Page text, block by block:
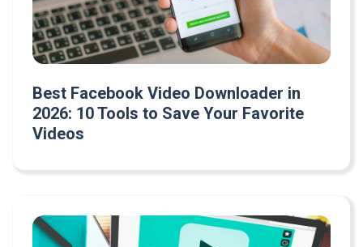
Best Facebook Video Downloader in
2026: 10 Tools to Save Your Favorite
Videos